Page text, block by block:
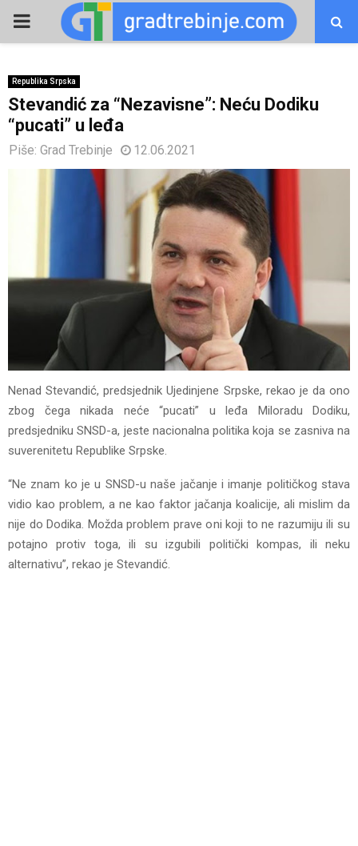
PRIMARY
Republika Srpska
Stevandić za “Nezavisne”: Neću Dodiku
“pucati” u leđa
Piše: Grad Trebinje 12.06.2021
Nenad Stevandić, predsjednik Ujedinjene Srpske, rekao je da ono
zbog čega nikada neće “pucati” u leđa Miloradu Dodiku,
predsjedniku SNSD-a, jeste nacionalna politika koja se zasniva na
suverenitetu Republike Srpske.
“Ne znam ko je u SNSD-u naše jačanje i imanje političkog stava
vidio kao problem, a ne kao faktor jačanja koalicije, ali mislim da
nije do Dodika. Možda problem prave oni koji to ne razumiju ili su
potajno protiv toga, ili su izgubili politički kompas, ili neku
alternativu”, rekao je Stevandić.